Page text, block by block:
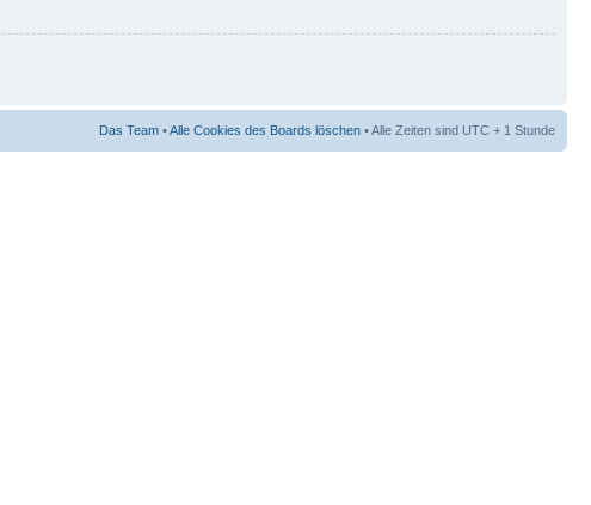
Das Team •Alle Cookies des Boards löschen • Alle Zeiten sind UTC + 1 Stunde